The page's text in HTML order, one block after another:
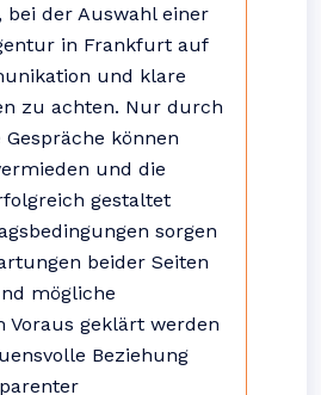
bei der Auswahl einer
in Frankfurt auf
und klare
zu achten. Nur durch
können
und die
gestaltet
sorgen
beider Seiten
mögliche
Voraus geklärt werden
Beziehung